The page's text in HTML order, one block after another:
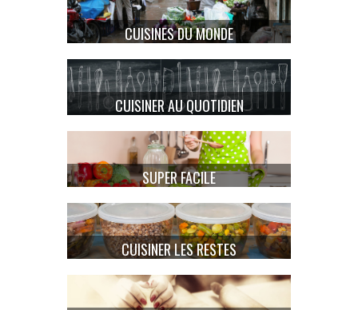
CUISINES DU MONDE
CUISINER AU QUOTIDIEN
SUPER FACILE
CUISINER LES RESTES